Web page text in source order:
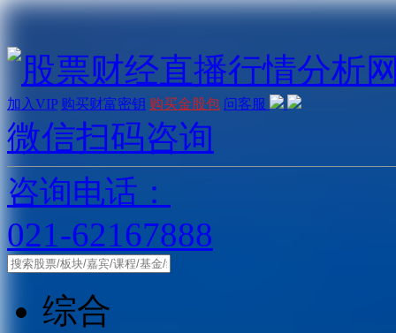
加入VIP 购买财富密钥 购买金股包 问客服
微信扫码咨询
咨询电话：
021-62167888
综合